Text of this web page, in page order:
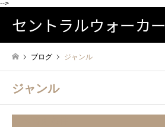
-->
セントラルウォーカー
ブログ ジャンル
ジャンル